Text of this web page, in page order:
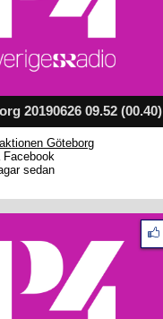
20190626 09.52 (00.40)
Göteborg
Facebook
sedan